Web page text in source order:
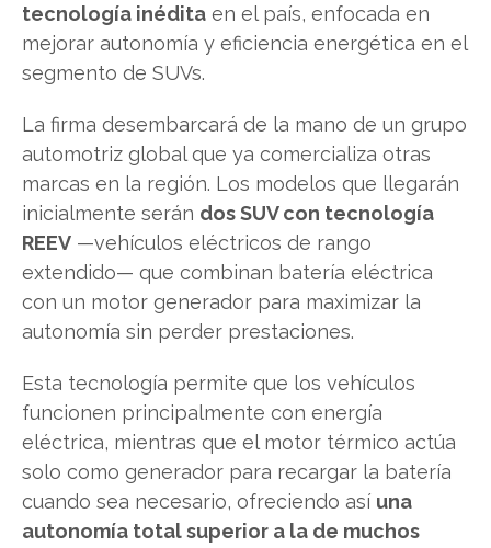
tecnología inédita en el país, enfocada en
mejorar autonomía y eficiencia energética en el
segmento de SUVs.
La firma desembarcará de la mano de un grupo
automotriz global que ya comercializa otras
marcas en la región. Los modelos que llegarán
inicialmente serán dos SUV con tecnología
REEV —vehículos eléctricos de rango
extendido— que combinan batería eléctrica
con un motor generador para maximizar la
autonomía sin perder prestaciones.
Esta tecnología permite que los vehículos
funcionen principalmente con energía
eléctrica, mientras que el motor térmico actúa
solo como generador para recargar la batería
cuando sea necesario, ofreciendo así una
autonomía total superior a la de muchos